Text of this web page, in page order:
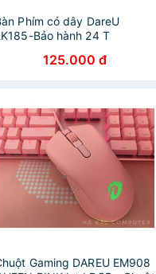
Phím có dây DareU
Bảo hành 24 T
125.000 đ
Gaming DAREU EM908